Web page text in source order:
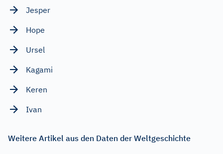
Jesper
Hope
Ursel
Kagami
Keren
Ivan
Weitere Artikel aus den Daten der Weltgeschichte